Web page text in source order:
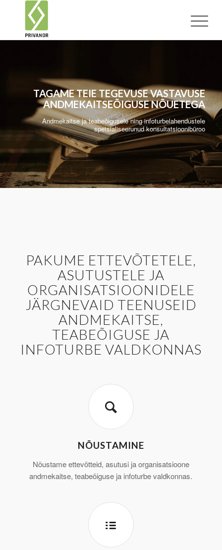
TAGAME TEIE TEGEVUSE VASTAVUSE
ANDME­KAITSE­ÕIGUSE NÕUETEGA
Andmekaitse ja teabeõigusele ning infoturbelahendustele
spetsialiseerunud konsultatsioonibüroo
PAKUME ETTEVÕTETELE,
ASUTUSTELE JA
ORGANISATSIOONIDELE
JÄRGNEVAID TEENUSEID
ANDMEKAITSE,
TEABEÕIGUSE JA
INFOTURBE VALDKONNAS
NÕUSTAMINE
Nõustame ettevõtteid, asutusi ja organisatsioone
andmekaitse, teabeõiguse ja infoturbe valdkonnas.